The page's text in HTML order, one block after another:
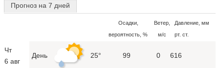
Прогноз на 7 дней
Осадки,
вероятность, %
Ветер,
м/с
Давление, мм
рт. ст.
Чт
6 авг
День 25° 99 0 616